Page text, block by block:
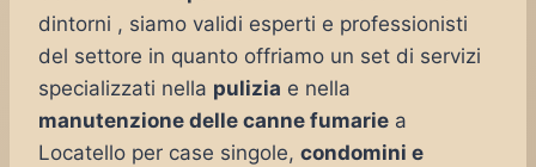
dintorni , siamo validi esperti e professionisti
del settore in quanto offriamo un set di servizi
specializzati nella pulizia e nella
manutenzione delle canne fumarie a
Locatello per case singole, condomini e